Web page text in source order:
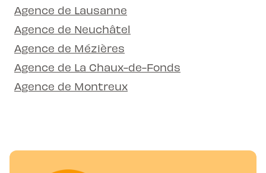
Agence de Lausanne
Agence de Neuchâtel
Agence de Mézières
Agence de La Chaux-de-Fonds
Agence de Montreux